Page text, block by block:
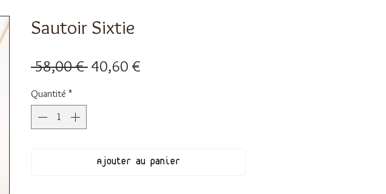
Sautoir Sixtie
58,00 € Prix
40,60 €
Quantité *
Ajouter au panier